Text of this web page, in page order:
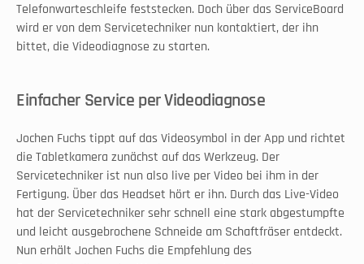
Telefonwarteschleife feststecken. Doch über das ServiceBoard
wird er von dem Servicetechniker nun kontaktiert, der ihn
bittet, die Videodiagnose zu starten.
Einfacher Service per Videodiagnose
Jochen Fuchs tippt auf das Videosymbol in der App und richtet
die Tabletkamera zunächst auf das Werkzeug. Der
Servicetechniker ist nun also live per Video bei ihm in der
Fertigung. Über das Headset hört er ihn. Durch das Live-Video
hat der Servicetechniker sehr schnell eine stark abgestumpfte
und leicht ausgebrochene Schneide am Schaftfräser entdeckt.
Nun erhält Jochen Fuchs die Empfehlung des